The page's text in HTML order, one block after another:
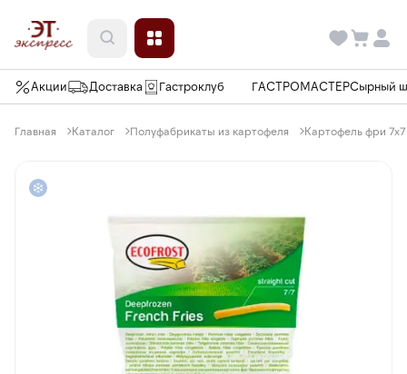
Акции Доставка Гастроклуб ГАСТРОМАСТЕРСырный
Главная Каталог Полуфабрикаты из картофеля Картофель фри